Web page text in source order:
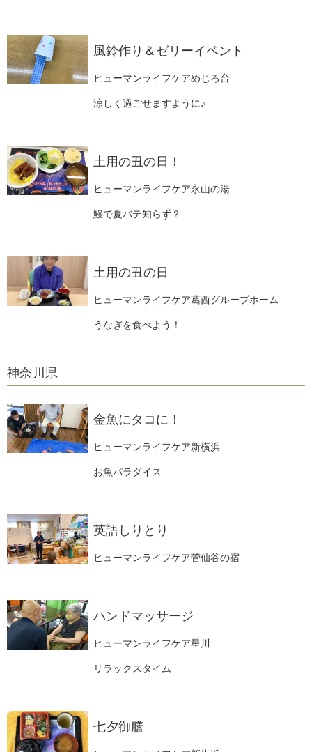
風鈴作り＆ゼリーイベント
ヒューマンライフケアめじろ台
涼しく過ごせますように♪
土用の丑の日！
ヒューマンライフケア永山の湯
鰻で夏バテ知らず？
土用の丑の日
ヒューマンライフケア葛西グループホーム
うなぎを食べよう！
神奈川県
金魚にタコに！
ヒューマンライフケア新横浜
お魚パラダイス
英語しりとり
ヒューマンライフケア菅仙谷の宿
ハンドマッサージ
ヒューマンライフケア星川
リラックスタイム
七夕御膳